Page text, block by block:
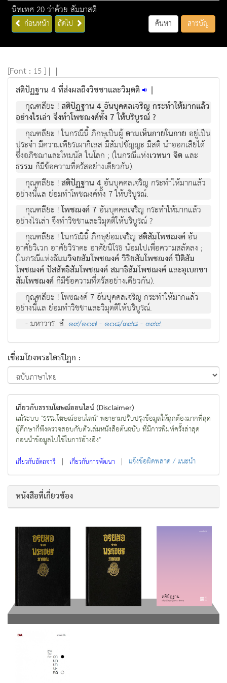
นิทเทศ 20 ว่าด้วย สัมมาสติ
ก่อนหน้า ถัดไป ค้นหา สารบัญ
[Font : 15 ] | |
สติปัฏฐาน 4 ที่ส่งผลถึงวิชชาและวิมุตติ |
กุณฑลียะ !สติปัฏฐาน 4 อันบุคคลเจริญ กระทำให้มากแล้ว
อย่างไรเล่า จึงทำโพชฌงค์ทั้ง 7 ให้บริบูรณ์ ?
กุณฑลียะ ! ในกรณีนี้ ภิกษุเป็นผู้ตามเห็นกายในกาย อยู่เป็น
ประจำ มีความเพียรเผากิเลส มีสัมปชัญญะ มีสติ นำออกเสียได้
ซึ่งอภิชฌาและโทมนัส ในโลก ; (ในกรณีแห่งเวทนา จิต และ
ธรรม ก็มีข้อความที่ตรัสอย่างเดียวกัน).
กุณฑลียะ !สติปัฏฐาน 4อันบุคคลเจริญ กระทำให้มากแล้ว
อย่างนี้แล ย่อมทำโพชฌงค์ทั้ง 7 ให้บริบูรณ์.
กุณฑลียะ !โพชฌงค์ 7 อันบุคคลเจริญ กระทำให้มากแล้ว
อย่างไรเล่า จึงทำวิชชาและวิมุตติให้บริบูรณ์ ?
กุณฑลียะ ! ในกรณีนี้ ภิกษุย่อมเจริญสติสัมโพชฌงค์อัน
อาศัยวิเวก อาศัยวิราคะ อาศัยนิโรธ น้อมไปเพื่อความสลัดลง ;
(ในกรณีแห่งธัมมวิจยสัมโพชฌงค์ วิริยสัมโพชฌงค์ ปีติสัม
โพชฌงค์ ปัสสัทธิสัมโพชฌงค์ สมาธิสัมโพชฌงค์ และอุเบกขา
สัมโพชฌงค์ ก็มีข้อความที่ตรัสอย่างเดียวกัน).
กุณฑลียะ ! โพชฌงค์ 7 อันบุคคลเจริญ กระทำให้มากแล้ว
อย่างนี้แล ย่อมทำวิชชาและวิมุตติให้บริบูรณ์.
- มหาวาร. สํ.๑๙/๑๐๗ - ๑๐๘/๓๙๘ - ๓๙๙.
เชื่อมโยงพระไตรปิฏก :
เกี่ยวกับธรรมโฆษณ์ออนไลน์ (Disclaimer)
แม้ระบบ "ธรรมโฆษณ์ออนไลน์" พยายามปรับปรุงข้อมูลให้ถูกต้องมากที่สุด
ผู้ศึกษาก็พึงตรวจสอบกับตัวเล่มหนังสือต้นฉบับ ที่มีการพิมพ์ครั้งล่าสุด
ก่อนนำข้อมูลไปใช้ในการอ้างอิง"
เกี่ยวกับอัตถจารี | เกี่ยวกับการพัฒนา | แจ้งข้อผิดพลาด / แนะนำ
หนังสือที่เกี่ยวข้อง